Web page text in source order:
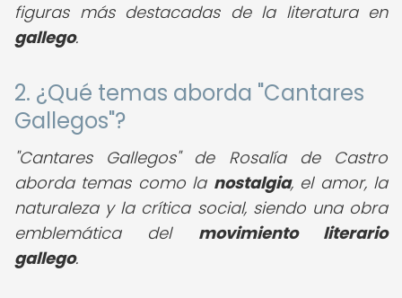
figuras más destacadas de la literatura en
gallego.
2. ¿Qué temas aborda "Cantares
Gallegos"?
"Cantares Gallegos" de Rosalía de Castro
aborda temas como la nostalgia, el amor, la
naturaleza y la crítica social, siendo una obra
emblemática del movimiento literario
gallego.